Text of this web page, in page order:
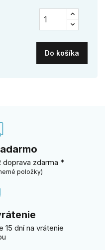
Do košíka
doprava zdarma *
položky)
15 dní na vrátenie